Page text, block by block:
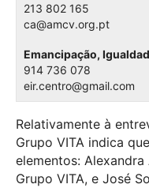
213 802 165
ca@amcv.org.pt
Emancipação,
914 736 078
eir.centro@gmail.com
Relativamente à
Grupo VITA indica
elementos:
Grupo VITA, e José